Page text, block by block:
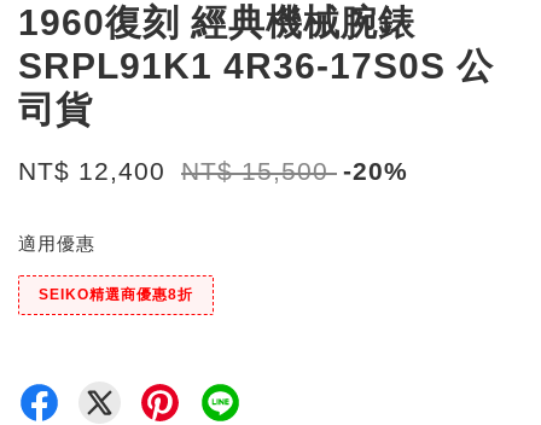
1960復刻 經典機械腕錶
SRPL91K1 4R36-17S0S 公
司貨
NT$ 12,400 NT$ 15,500 -20%
適用優惠
SEIKO精選商優惠8折